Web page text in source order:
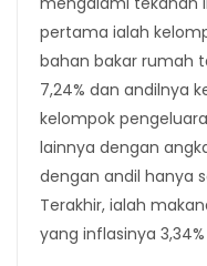
pertama ialah
bahan bakar rumah
7,24% dan andilnya
kelompok
lainnya dengan
dengan andil hanya
Terakhir, ialah
yang inflasinya